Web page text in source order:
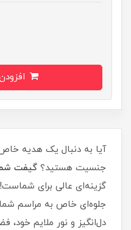
آیا به دنبال یک هدیه
جنسیت هستید؟ گیفت
گزینه‌ای عالی برای
جلوه‌ای خاص به مراسم
دل‌انگیز و نور ملایم خود،